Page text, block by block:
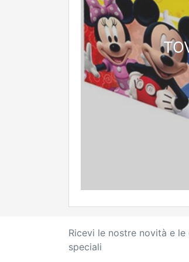
Ricevi le nostre novità e
speciali